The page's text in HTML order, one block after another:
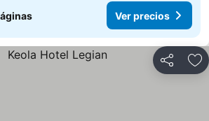
Ver precios
Compartir